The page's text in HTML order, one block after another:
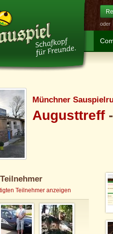
oder
Münchner
Augusttreff-
Teilnehmer anzeigen